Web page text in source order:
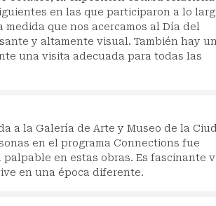
en las que participaron a lo
que nos acercamos al Día del
y altamente visual. También hay un
una visita adecuada para todas las
a la Galería de Arte y Museo de la
en el programa Connections fue
en estas obras. Es fascinante
en una época diferente.